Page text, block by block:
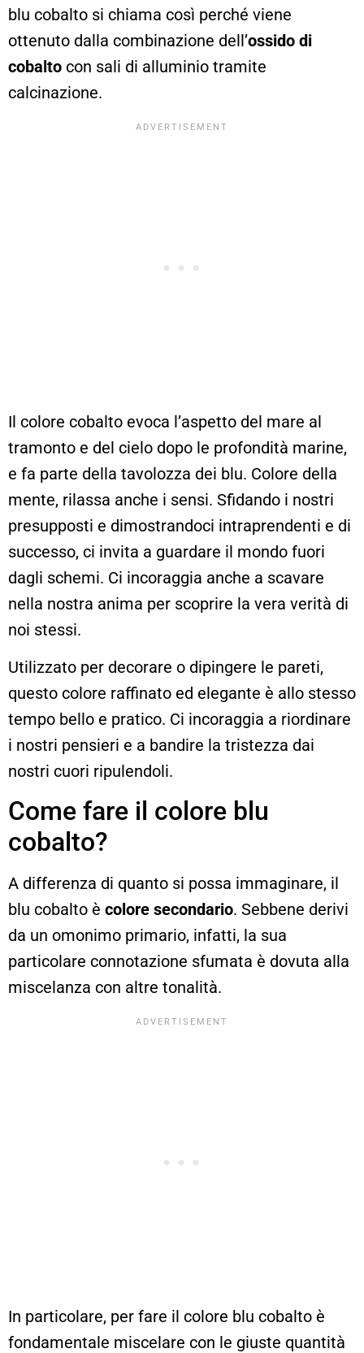
blu cobalto si chiama così perché viene
ottenuto dalla combinazione dell’ossido di
cobalto con sali di alluminio tramite
calcinazione.
Il colore cobalto evoca l’aspetto del mare al
tramonto e del cielo dopo le profondità marine,
e fa parte della tavolozza dei blu. Colore della
mente, rilassa anche i sensi. Sfidando i nostri
presupposti e dimostrandoci intraprendenti e di
successo, ci invita a guardare il mondo fuori
dagli schemi. Ci incoraggia anche a scavare
nella nostra anima per scoprire la vera verità di
noi stessi.
Utilizzato per decorare o dipingere le pareti,
questo colore raffinato ed elegante è allo stesso
tempo bello e pratico. Ci incoraggia a riordinare
i nostri pensieri e a bandire la tristezza dai
nostri cuori ripulendoli.
Come fare il colore blu
cobalto?
A differenza di quanto si possa immaginare, il
blu cobalto è colore secondario. Sebbene derivi
da un omonimo primario, infatti, la sua
particolare connotazione sfumata è dovuta alla
miscelanza con altre tonalità.
In particolare, per fare il colore blu cobalto è
fondamentale miscelare con le giuste quantità